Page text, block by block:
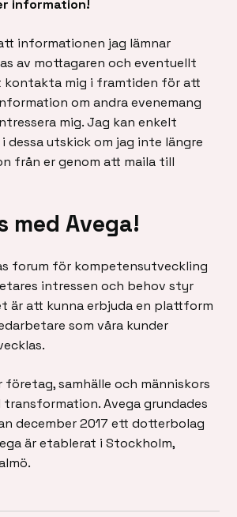
information!
informationen jag lämnar
av mottagaren och eventuellt
kontakta mig i framtiden för att
om andra evenemang
mig. Jag kan enkelt
dessa utskick om jag inte längre
från er genom att maila till
med Avega!
forum för kompetensutveckling
intressen och behov styr
är att kunna erbjuda en plattform
som våra kunder
samhälle och människors
Avega grundades
december 2017 ett dotterbolag
är etablerat i Stockholm,